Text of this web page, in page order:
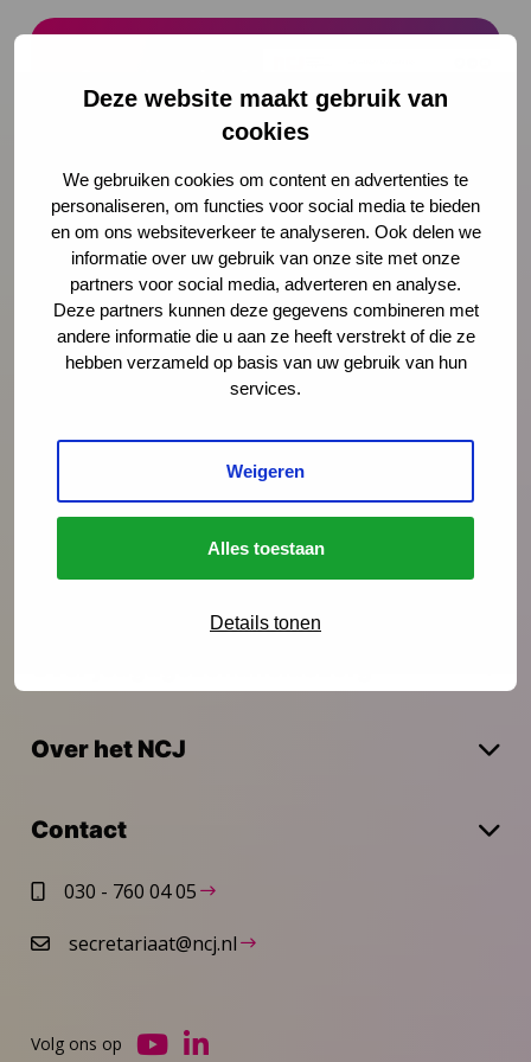
Deze website maakt gebruik van
cookies
We gebruiken cookies om content en advertenties te
personaliseren, om functies voor social media te bieden
en om ons websiteverkeer te analyseren. Ook delen we
informatie over uw gebruik van onze site met onze
partners voor social media, adverteren en analyse.
Deze partners kunnen deze gegevens combineren met
andere informatie die u aan ze heeft verstrekt of die ze
hebben verzameld op basis van uw gebruik van hun
services.
Weigeren
Alles toestaan
Details tonen
Preventie
Interventies
Vakmanschap
Actueel
Over het NCJ
Contact
030 - 760 04 05
secretariaat@ncj.nl
Volg ons op
Ga Ga